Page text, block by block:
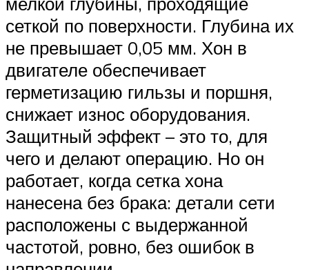
сеткой по поверхности. Глубина их
не превышает 0,05 мм. Хон в
двигателе обеспечивает
герметизацию гильзы и поршня,
снижает износ оборудования.
Защитный эффект – это то, для
чего и делают операцию. Но он
работает, когда сетка хона
нанесена без брака: детали сети
расположены с выдержанной
частотой, ровно, без ошибок в